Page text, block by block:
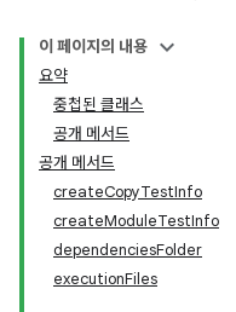
이 페이지의 내용
요약
중첩된 클래스
공개 메서드
공개 메서드
createCopyTestInfo
createModuleTestInfo
dependenciesFolder
executionFiles